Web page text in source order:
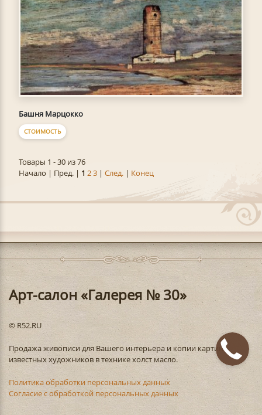
Башня Марцокко
СТОИМОСТЬ
Товары 1 - 30 из 76
Начало | Пред. | 1 23 | След. | Конец
Арт-салон «Галерея № 30»
© R52.RU
Продажа живописи для Вашего интерьера и копии картин
известных художников в технике холст масло.
Политика обработки персональных данных
Согласие с обработкой персональных данных